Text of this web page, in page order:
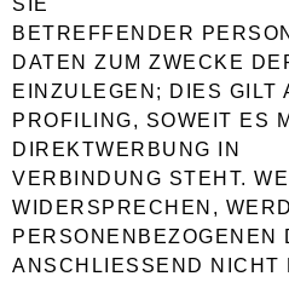
BETREFFENDER
DATEN ZUM ZWECKE
EINZULEGEN; DIES GILT
PROFILING, SOWEIT ES
DIREKTWERBUNG IN
VERBINDUNG STEHT.
WIDERSPRECHEN,
PERSONENBEZOGENEN
ANSCHLIESSEND NICHT